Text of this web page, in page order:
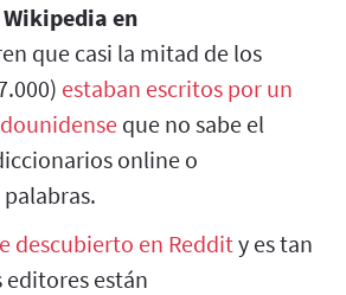
en
que casi la mitad de los
estaban escritos por un
que no sabe el
online o
descubierto en Reddity es tan
están